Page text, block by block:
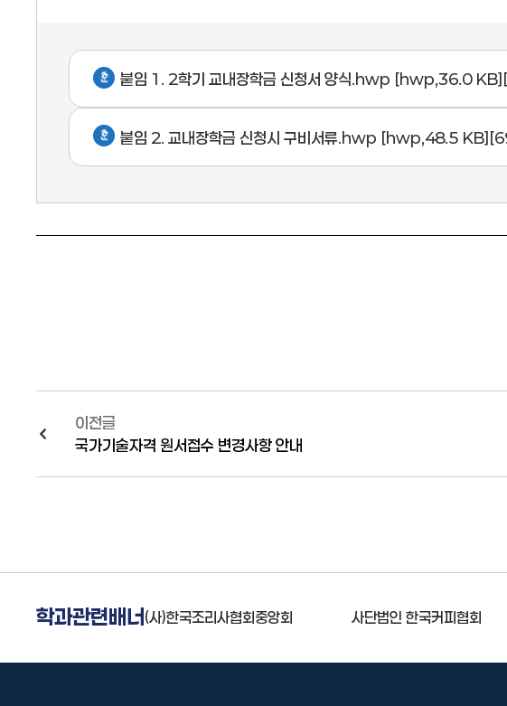
붙임 1. 2학기 교내장학금 신청서 양식.hwp [hwp,36.0
붙임 2. 교내장학금 신청시 구비서류.hwp [hwp,48.5
이전글
국가기술자격 원서접수 변경사항 안내
학과관련배너
국조리사협회중앙회 사단법인 한국커피협회 대한제과협회